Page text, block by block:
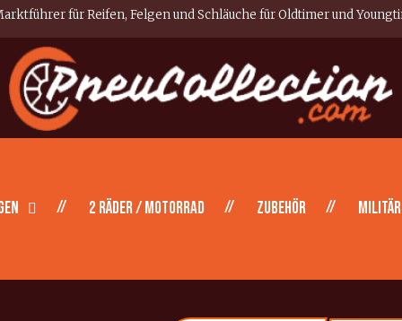
für Reifen, Felgen und Schläuche für Oldtimer und
2 Räder / Motorrad Zubehör Militär